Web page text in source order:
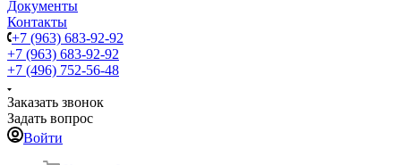
Документы
Контакты
+7 (963) 683-92-92
+7 (963) 683-92-92
+7 (496) 752-56-48
Заказать звонок
Задать вопрос
Войти